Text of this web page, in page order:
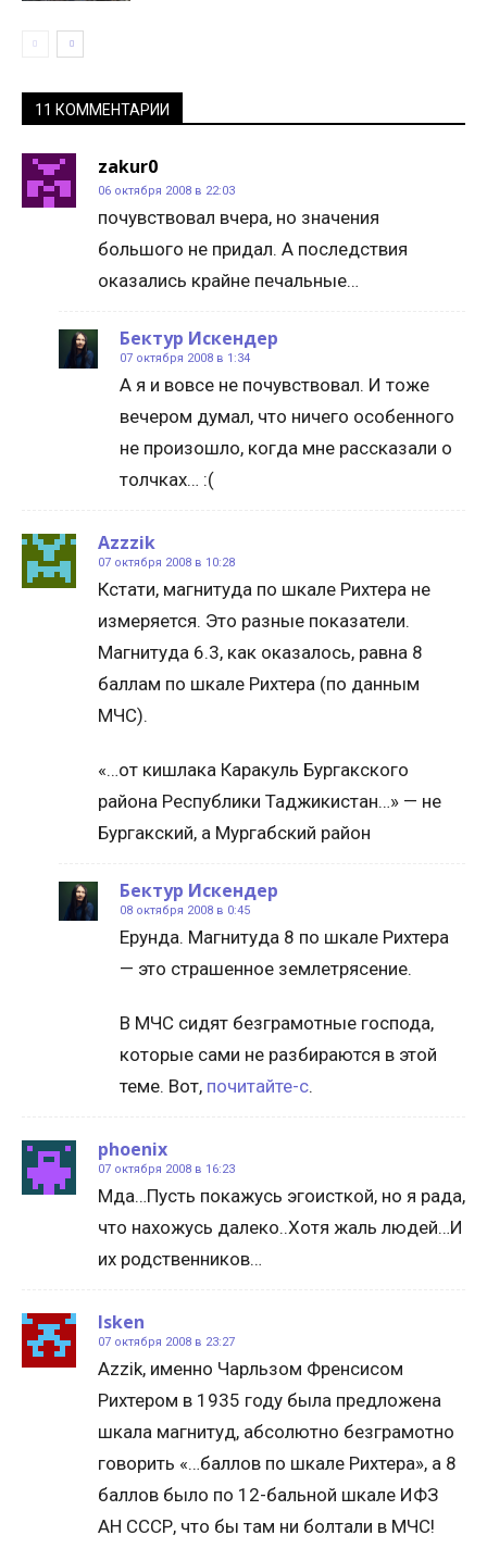
11 КОММЕНТАРИИ
zakur0
06 октября 2008 в 22:03
почувствовал вчера, но значения
большого не придал. А последствия
оказались крайне печальные…
Бектур Искендер
07 октября 2008 в 1:34
А я и вовсе не почувствовал. И тоже
вечером думал, что ничего особенного
не произошло, когда мне рассказали о
толчках… :(
Azzzik
07 октября 2008 в 10:28
Кстати, магнитуда по шкале Рихтера не
измеряется. Это разные показатели.
Магнитуда 6.3, как оказалось, равна 8
баллам по шкале Рихтера (по данным
МЧС).
«…от кишлака Каракуль Бургакского
района Республики Таджикистан…» — не
Бургакский, а Мургабский район
Бектур Искендер
08 октября 2008 в 0:45
Ерунда. Магнитуда 8 по шкале Рихтера
— это страшенное землетрясение.
В МЧС сидят безграмотные господа,
которые сами не разбираются в этой
теме. Вот, почитайте-с.
phoenix
07 октября 2008 в 16:23
Мда…Пусть покажусь эгоисткой, но я рада,
что нахожусь далеко..Хотя жаль людей…И
их родственников…
Isken
07 октября 2008 в 23:27
Azzik, именно Чарльзом Френсисом
Рихтером в 1935 году была предложена
шкала магнитуд, абсолютно безграмотно
говорить «…баллов по шкале Рихтера», а 8
баллов было по 12-бальной шкале ИФЗ
АН СССР, что бы там ни болтали в МЧС!